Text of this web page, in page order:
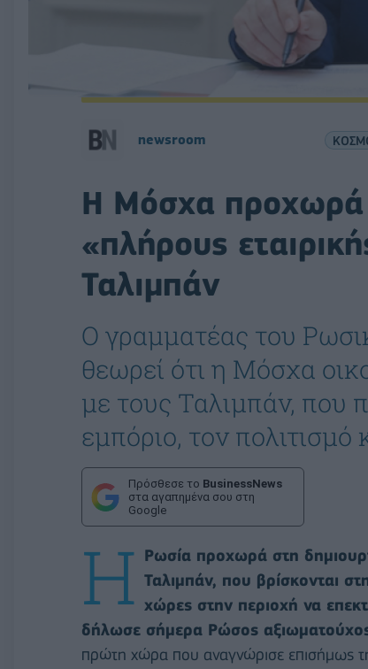
newsroom
Η Μόσχα προχωρά
«πλήρους
Ταλιμπάν
Ο γραμματέας του
θεωρεί ότι η Μόσχα
με τους Ταλιμπάν, που
εμπόριο, τον πολιτισμό
Πρόσθεσε το BusinessNews
στα αγαπημένα σου στη
Google
Η Ρωσία προχωρά στη
Ταλιμπάν, που βρίσκονται
χώρες στην περιοχή να
δήλωσε σήμερα Ρώσος
πρώτη χώρα που αναγνώρισε επισήμως